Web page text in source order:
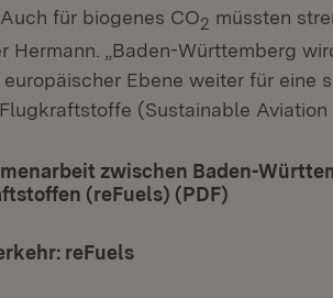
für biogenes CO2 müssten
Hermann. „Baden-Württemberg
Ebene weiter für eine
(Sustainable Aviation
zwischen Baden-
(reFuels) (PDF)
reFuels